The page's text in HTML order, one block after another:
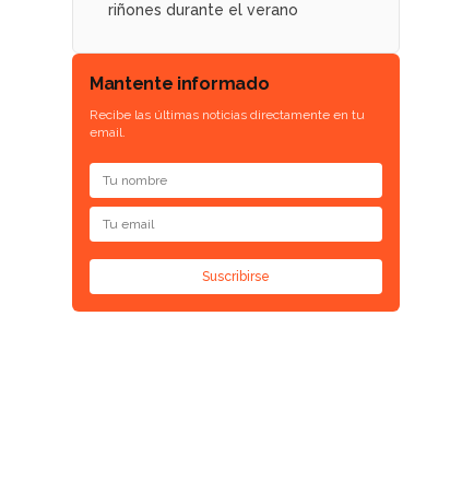
riñones durante el verano
Mantente informado
Recibe las últimas noticias directamente en tu
email.
Suscribirse